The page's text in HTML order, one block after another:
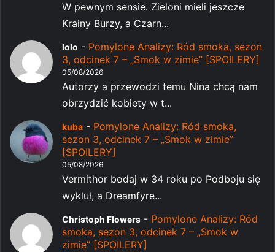
W pewnym sensie. Zieloni mieli jeszcze
Krainy Burzy, a Czarn...
lolo - Pomylone Analizy: Ród smoka, sezon
3, odcinek 7 – „Smok w zimie” [SPOILERY]
05/08/2026
Autorzy a przewodzi temu Nina chcą nam
obrzydzić kobiety w t...
kuba - Pomylone Analizy: Ród smoka,
sezon 3, odcinek 7 – „Smok w zimie”
[SPOILERY]
05/08/2026
Vermithor bodaj w 34 roku po Podboju się
wykluł, a Dreamfyre...
Christoph Flowers - Pomylone Analizy: Ród
smoka, sezon 3, odcinek 7 – „Smok w
zimie” [SPOILERY]